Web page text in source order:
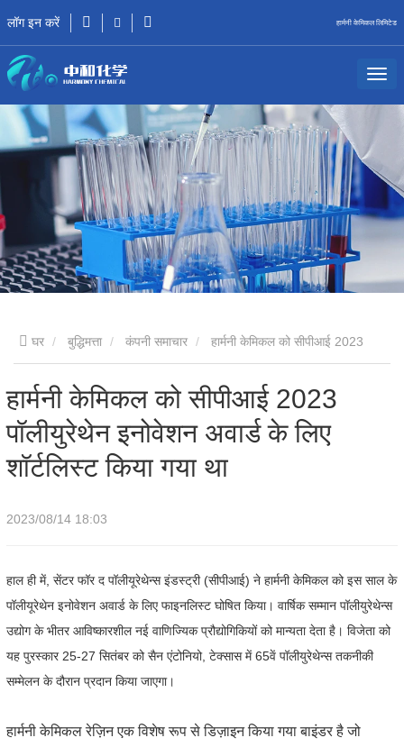
लॉग इन करें हार्मनी केमिकल लिमिटेड
घर बुद्धिमत्ता कंपनी समाचार
पॉलीयुरेथेन इनोवेशन अवार्ड के लिए शॉर्टलिस्ट किया गया था
हार्मनी केमिकल को सीपीआई 2023
पॉलीयुरेथेन इनोवेशन अवार्ड के लिए
शॉर्टलिस्ट किया गया था
2023/08/14 18:03
हाल ही में, सेंटर फॉर द पॉलीयूरेथेन्स इंडस्ट्री (सीपीआई) ने हार्मनी केमिकल को इस साल के
पॉलीयूरेथेन इनोवेशन अवार्ड के लिए फाइनलिस्ट घोषित किया। वार्षिक सम्मान पॉलीयुरेथेन्स
उद्योग के भीतर आविष्कारशील नई वाणिज्यिक प्रौद्योगिकियों को मान्यता देता है। विजेता को
यह पुरस्कार 25-27 सितंबर को सैन एंटोनियो, टेक्सास में 65वें पॉलीयुरेथेन्स तकनीकी
सम्मेलन के दौरान प्रदान किया जाएगा।
हार्मनी केमिकल रेज़िन एक विशेष रूप से डिज़ाइन किया गया बाइंडर है जो